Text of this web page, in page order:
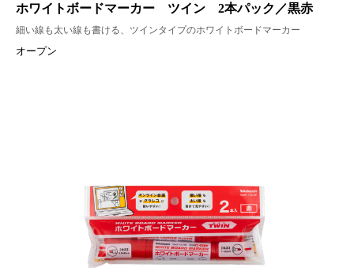
ホワイトボードマーカー ツイン 2本パック／黒赤
細い線も太い線も書ける、ツインタイプのホワイトボードマーカー
オープン